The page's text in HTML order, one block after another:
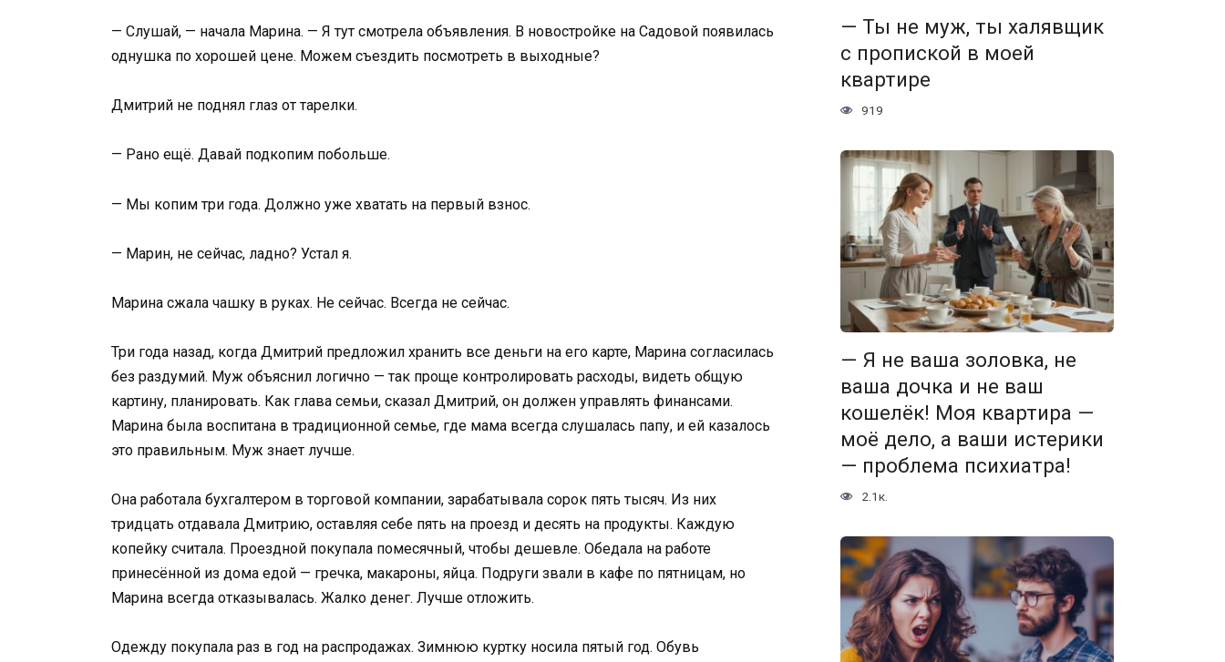
— Слушай, — начала Марина. — Я тут смотрела объявления. В новостройке на Садовой появилась
однушка по хорошей цене. Можем съездить посмотреть в выходные?
Дмитрий не поднял глаз от тарелки.
— Рано ещё. Давай подкопим побольше.
— Мы копим три года. Должно уже хватать на первый взнос.
— Марин, не сейчас, ладно? Устал я.
Марина сжала чашку в руках. Не сейчас. Всегда не сейчас.
Три года назад, когда Дмитрий предложил хранить все деньги на его карте, Марина согласилась
без раздумий. Муж объяснил логично — так проще контролировать расходы, видеть общую
картину, планировать. Как глава семьи, сказал Дмитрий, он должен управлять финансами.
Марина была воспитана в традиционной семье, где мама всегда слушалась папу, и ей казалось
это правильным. Муж знает лучше.
Она работала бухгалтером в торговой компании, зарабатывала сорок пять тысяч. Из них
тридцать отдавала Дмитрию, оставляя себе пять на проезд и десять на продукты. Каждую
копейку считала. Проездной покупала помесячный, чтобы дешевле. Обедала на работе
принесённой из дома едой — гречка, макароны, яйца. Подруги звали в кафе по пятницам, но
Марина всегда отказывалась. Жалко денег. Лучше отложить.
Одежду покупала раз в год на распродажах. Зимнюю куртку носила пятый год. Обувь
— Ты не муж, ты халявщик
с пропиской в моей
квартире
919
— Я не ваша золовка, не
ваша дочка и не ваш
кошелёк! Моя квартира —
моё дело, а ваши истерики
— проблема психиатра!
2.1к.